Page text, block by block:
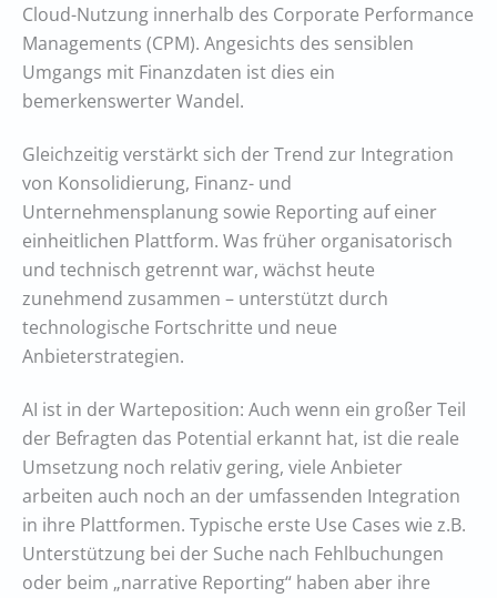
Cloud-Nutzung innerhalb des Corporate Performance
Managements (CPM). Angesichts des sensiblen
Umgangs mit Finanzdaten ist dies ein
bemerkenswerter Wandel.
Gleichzeitig verstärkt sich der Trend zur Integration
von Konsolidierung, Finanz- und
Unternehmensplanung sowie Reporting auf einer
einheitlichen Plattform. Was früher organisatorisch
und technisch getrennt war, wächst heute
zunehmend zusammen – unterstützt durch
technologische Fortschritte und neue
Anbieterstrategien.
AI ist in der Warteposition: Auch wenn ein großer Teil
der Befragten das Potential erkannt hat, ist die reale
Umsetzung noch relativ gering, viele Anbieter
arbeiten auch noch an der umfassenden Integration
in ihre Plattformen. Typische erste Use Cases wie z.B.
Unterstützung bei der Suche nach Fehlbuchungen
oder beim „narrative Reporting“ haben aber ihre